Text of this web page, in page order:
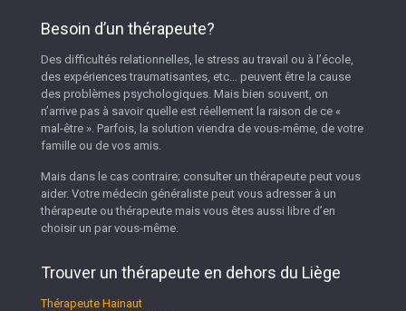
Besoin d’un thérapeute?
Des difficultés relationnelles, le stress au travail ou à l’école,
des expériences traumatisantes, etc… peuvent être la cause
des problèmes psychologiques. Mais bien souvent, on
n’arrive pas à savoir quelle est réellement la raison de ce «
mal-être ». Parfois, la solution viendra de vous-même, de votre
famille ou de vos amis.
Mais dans le cas contraire; consulter un thérapeute peut vous
aider. Votre médecin généraliste peut vous adresser à un
thérapeute ou thérapeute mais vous êtes aussi libre d’en
choisir un par vous-même.
Trouver un thérapeute en dehors du Liège
Thérapeute Hainaut